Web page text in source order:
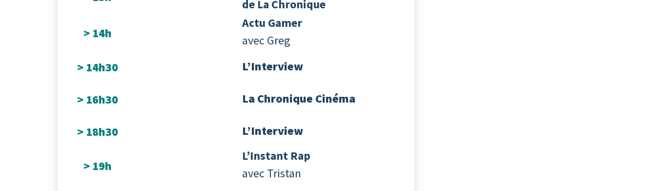
de La Chronique
> 14h
Actu Gamer
avec Greg
> 14h30
L’Interview
> 16h30 La Chronique Cinéma
> 18h30 L’Interview
> 19h
L’Instant Rap
avec Tristan